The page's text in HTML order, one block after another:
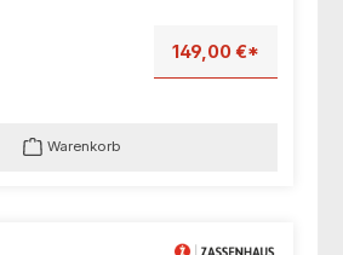
149,00 €*
Warenkorb